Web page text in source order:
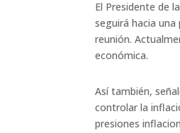
El Presidente de
seguirá hacia
reunión.
económica​.
Así también,
controlar la
presiones